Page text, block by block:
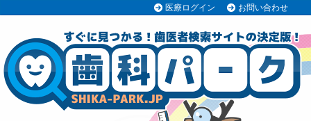
医療ログイン お問い合わせ